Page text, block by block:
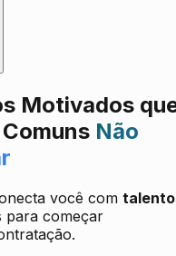
Motivados
Não
você com
para começar